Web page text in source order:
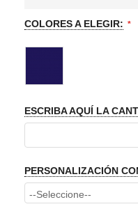
COLORES A ELEGIR:
ESCRIBA AQUÍ LA
PERSONALIZACIÓN